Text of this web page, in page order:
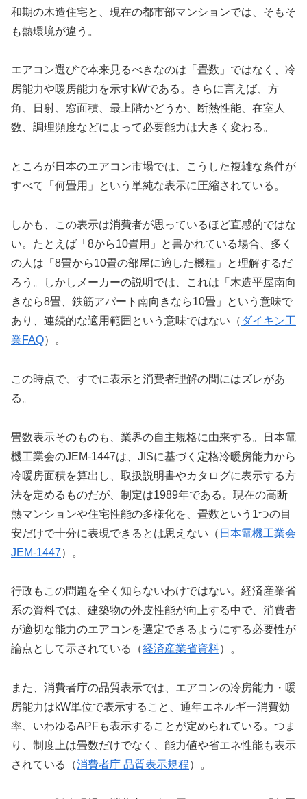
和期の木造住宅と、現在の都市部マンションでは、そもそ
も熱環境が違う。
エアコン選びで本来見るべきなのは「畳数」ではなく、冷
房能力や暖房能力を示すkWである。さらに言えば、方
角、日射、窓面積、最上階かどうか、断熱性能、在室人
数、調理頻度などによって必要能力は大きく変わる。
ところが日本のエアコン市場では、こうした複雑な条件が
すべて「何畳用」という単純な表示に圧縮されている。
しかも、この表示は消費者が思っているほど直感的ではな
い。たとえば「8から10畳用」と書かれている場合、多く
の人は「8畳から10畳の部屋に適した機種」と理解するだ
ろう。しかしメーカーの説明では、これは「木造平屋南向
きなら8畳、鉄筋アパート南向きなら10畳」という意味で
あり、連続的な適用範囲という意味ではない（ ダイキン工
業FAQ）。
この時点で、すでに表示と消費者理解の間にはズレがあ
る。
畳数表示そのものも、業界の自主規格に由来する。日本電
機工業会のJEM-1447は、JISに基づく定格冷暖房能力から
冷暖房面積を算出し、取扱説明書やカタログに表示する方
法を定めるものだが、制定は1989年である。現在の高断
熱マンションや住宅性能の多様化を、畳数という1つの目
安だけで十分に表現できるとは思えない（ 日本電機工業会
JEM-1447）。
行政もこの問題を全く知らないわけではない。経済産業省
系の資料では、建築物の外皮性能が向上する中で、消費者
が適切な能力のエアコンを選定できるようにする必要性が
論点として示されている（経済産業省資料）。
また、消費者庁の品質表示では、エアコンの冷房能力・暖
房能力はkW単位で表示すること、通年エネルギー消費効
率、いわゆるAPFも表示することが定められている。つま
り、制度上は畳数だけでなく、能力値や省エネ性能も表示
されている（消費者庁 品質表示規程）。